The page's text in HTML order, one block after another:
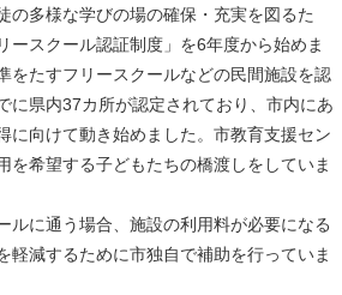
多様な学びの場の確保・充実を図るた
ースクール認証制度」を6年度から始めま
をたすフリースクールなどの民間施設を認
に県内37カ所が認定されており、市内にあ
に向けて動き始めました。市教育支援セン
を希望する子どもたちの橋渡しをしていま
に通う場合、施設の利用料が必要になる
軽減するために市独自で補助を行っていま